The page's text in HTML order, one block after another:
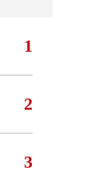
1
2
3